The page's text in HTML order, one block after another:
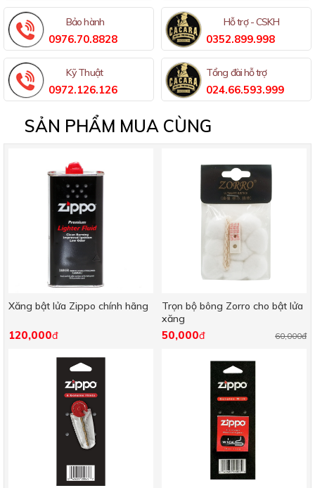
Bảo hành
0976.70.8828
Hỗ trợ - CSKH
0352.899.998
Kỹ Thuật
0972.126.126
Tổng đài hỗ trợ
024.66.593.999
SẢN PHẨM MUA CÙNG
Xăng bật lửa Zippo chính hãng
120,000đ
Trọn bộ bông Zorro cho bật lửa
xăng
60,000đ
50,000đ